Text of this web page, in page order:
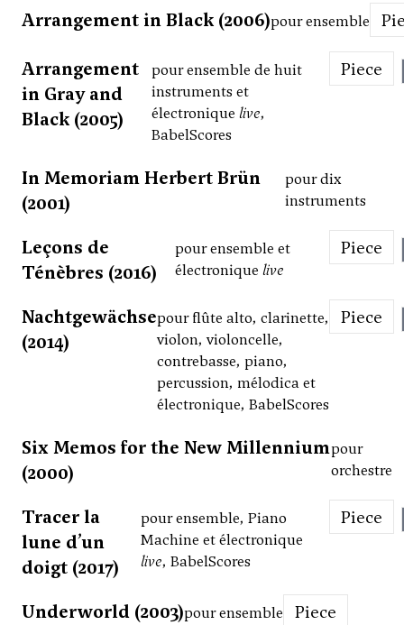
Arrangement in Black (2006)pour ensemble
Arrangement
in Gray and
Black (2005)
pour ensemble de huit
instruments et
électronique live,
BabelScores
Piece
In Memoriam Herbert Brün
(2001)
pour dix
instruments
Leçons de
Ténèbres (2016)
pour ensemble et
électroniquelive
Piece
Nachtgewächse
(2014)
pour flûte alto, clarinette,
violon, violoncelle,
contrebasse, piano,
percussion, mélodica et
électronique, BabelScores
Piece
Six Memos for the New Millennium
(2000)
pour
orchestre
Tracer la
lune d’un
doigt (2017)
pour ensemble, Piano
Machine et électronique
live, BabelScores
Piece
Underworld (2003)pour ensemble
Piece